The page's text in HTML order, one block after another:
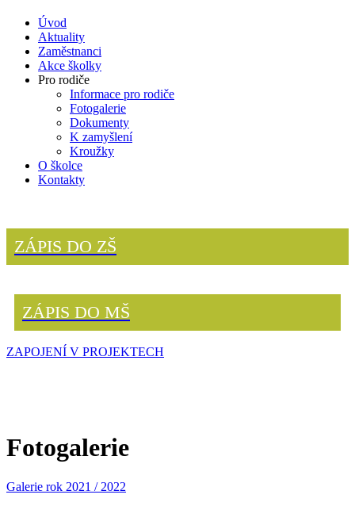
Úvod
Aktuality
Zaměstnanci
Akce školky
Pro rodiče
Informace pro rodiče
Fotogalerie
Dokumenty
K zamyšlení
Kroužky
O školce
Kontakty
ZÁPIS DO ZŠ
ZÁPIS DO MŠ
ZAPOJENÍ V PROJEKTECH
Fotogalerie
Galerie rok 2021 / 2022